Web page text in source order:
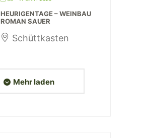
HEURIGENTAGE – WEINBAU
ROMAN SAUER
Schüttkasten
Mehr laden